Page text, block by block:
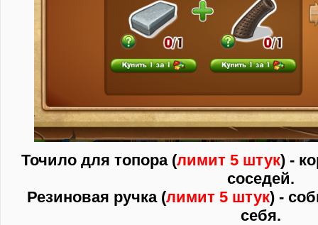
Точило для топора (лимит 5 штук) -
соседей.
Резиновая ручка (лимит 5 штук) -
себя.